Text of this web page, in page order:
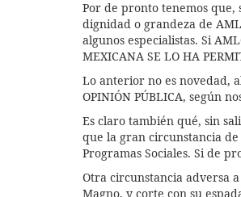
Por de pronto tenemos que,
dignidad o grandeza de
algunos especialistas. Si
MEXICANA SE LO HA
Lo anterior no es novedad,
OPINIÓN PÚBLICA, según
Es claro también qué, sin
que la gran circunstancia
Programas Sociales. Si de
Otra circunstancia adversa
Magno, y corte con su